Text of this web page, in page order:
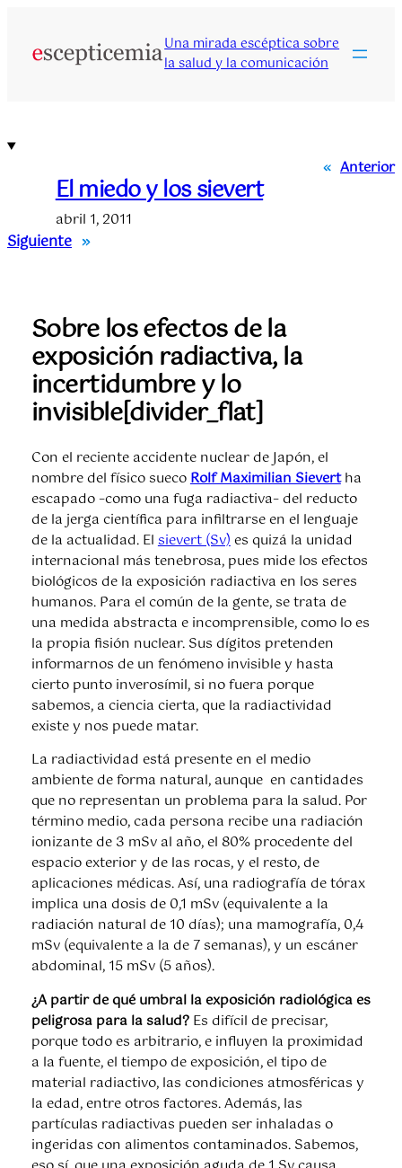
contenido
Una mirada escéptica sobre
la salud y la comunicación
« Anterior
El miedo y los sievert
abril 1, 2011
Siguiente »
Sobre los efectos de la
exposición radiactiva, la
incertidumbre y lo
invisible[divider_flat]
Con el reciente accidente nuclear de Japón, el
nombre del físico suecoRolf Maximilian Sievertha
escapado –como una fuga radiactiva– del reducto
de la jerga científica para infiltrarse en el lenguaje
de la actualidad. Elsievert (Sv)es quizá la unidad
internacional más tenebrosa, pues mide los efectos
biológicos de la exposición radiactiva en los seres
humanos. Para el común de la gente, se trata de
una medida abstracta e incomprensible, como lo es
la propia fisión nuclear. Sus dígitos pretenden
informarnos de un fenómeno invisible y hasta
cierto punto inverosímil, si no fuera porque
sabemos, a ciencia cierta, que la radiactividad
existe y nos puede matar.
La radiactividad está presente en el medio
ambiente de forma natural, aunque en cantidades
que no representan un problema para la salud. Por
término medio, cada persona recibe una radiación
ionizante de 3 mSv al año, el 80% procedente del
espacio exterior y de las rocas, y el resto, de
aplicaciones médicas. Así, una radiografía de tórax
implica una dosis de 0,1 mSv (equivalente a la
radiación natural de 10 días); una mamografía, 0,4
mSv (equivalente a la de 7 semanas), y un escáner
abdominal, 15 mSv (5 años).
¿A partir de qué umbral la exposición radiológica es
peligrosa para la salud?Es difícil de precisar,
porque todo es arbitrario, e influyen la proximidad
a la fuente, el tiempo de exposición, el tipo de
material radiactivo, las condiciones atmosféricas y
la edad, entre otros factores. Además, las
partículas radiactivas pueden ser inhaladas o
ingeridas con alimentos contaminados. Sabemos,